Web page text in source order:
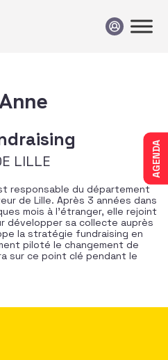
AGENDA
LILLE
responsable du département
de Lille. Après 3 années dans
mois à l’étranger, elle rejoint
développer sa collecte auprès
la stratégie fundraising en
piloté le changement de
sur ce point clé pendant le